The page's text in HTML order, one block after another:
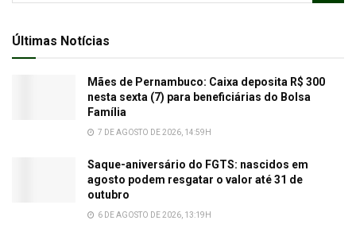
Últimas Notícias
Mães de Pernambuco: Caixa deposita R$ 300
nesta sexta (7) para beneficiárias do Bolsa
Família
7 DE AGOSTO DE 2026, 14:59H
Saque-aniversário do FGTS: nascidos em
agosto podem resgatar o valor até 31 de
outubro
6 DE AGOSTO DE 2026, 13:19H